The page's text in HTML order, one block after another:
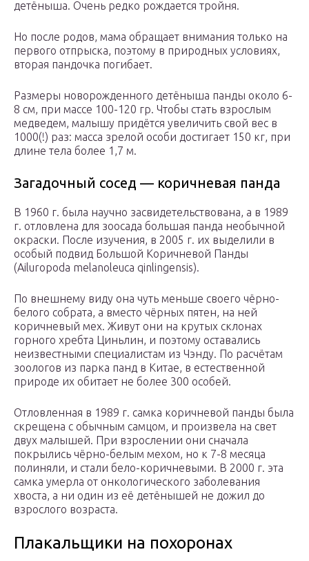
детёныша. Очень редко рождается тройня.
Но после родов, мама обращает внимания только на
первого отпрыска, поэтому в природных условиях,
вторая пандочка погибает.
Размеры новорожденного детёныша панды около 6-
8 см, при массе 100-120 гр. Чтобы стать взрослым
медведем, малышу придётся увеличить свой вес в
1000(!) раз: масса зрелой особи достигает 150 кг, при
длине тела более 1,7 м.
Загадочный сосед — коричневая панда
В 1960 г. была научно засвидетельствована, а в 1989
г. отловлена для зоосада большая панда необычной
окраски. После изучения, в 2005 г. их выделили в
особый подвид Большой Коричневой Панды
(Ailuropoda melanoleuca qinlingensis).
По внешнему виду она чуть меньше своего чёрно-
белого собрата, а вместо чёрных пятен, на ней
коричневый мех. Живут они на крутых склонах
горного хребта Циньлин, и поэтому оставались
неизвестными специалистам из Чэнду. По расчётам
зоологов из парка панд в Китае, в естественной
природе их обитает не более 300 особей.
Отловленная в 1989 г. самка коричневой панды была
скрещена с обычным самцом, и произвела на свет
двух малышей. При взрослении они сначала
покрылись чёрно-белым мехом, но к 7-8 месяца
полиняли, и стали бело-коричневыми. В 2000 г. эта
самка умерла от онкологического заболевания
хвоста, а ни один из её детёнышей не дожил до
взрослого возраста.
Плакальщики на похоронах